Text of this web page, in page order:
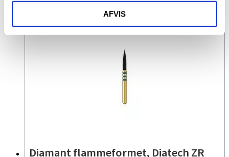
AFVIS
Diamant flammeformet, Diatech ZR